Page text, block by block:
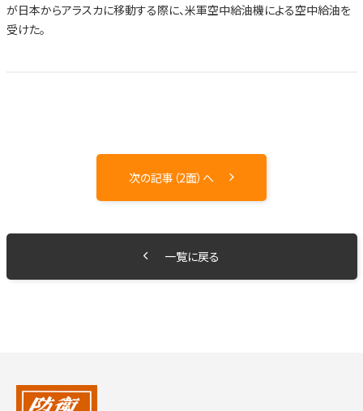
が日本からアラスカに移動する際に、米軍空中給油機による空中給油を
受けた。
次の記事（2面）へ
一覧に戻る